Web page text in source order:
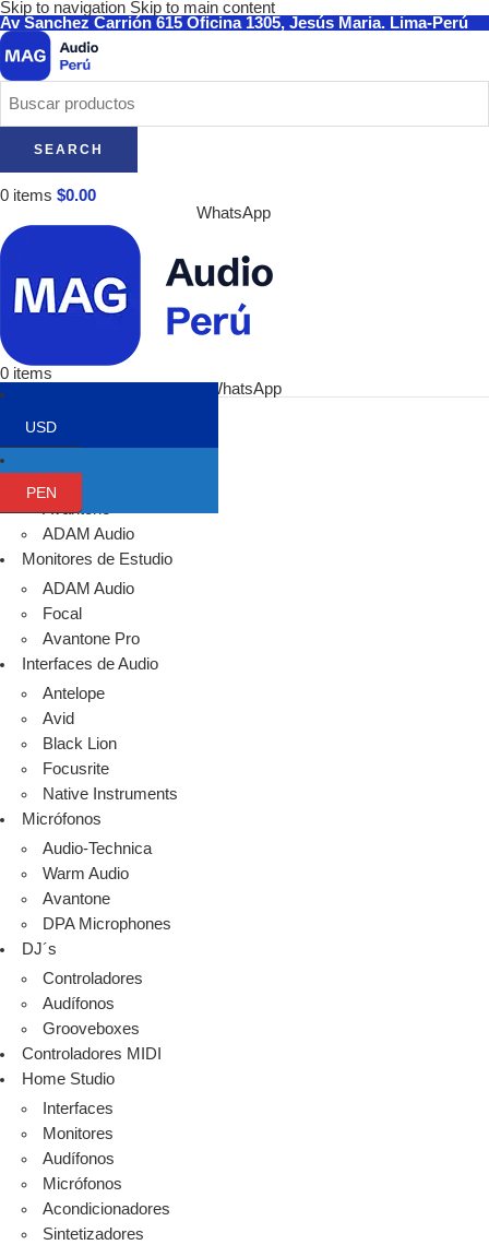
Skip to navigation Skip to main content
Av Sanchez Carrión 615 Oficina 1305, Jesús Maria. Lima-Perú
SEARCH
0 items $0.00
WhatsApp
0 items
WhatsApp
Audífonos
Focal
Avantone
ADAM Audio
Monitores de Estudio
ADAM Audio
Focal
Avantone Pro
Interfaces de Audio
Antelope
Avid
Black Lion
Focusrite
Native Instruments
Micrófonos
Audio-Technica
Warm Audio
Avantone
DPA Microphones
DJ´s
Controladores
Audífonos
Grooveboxes
Controladores MIDI
Home Studio
Interfaces
Monitores
Audífonos
Micrófonos
Acondicionadores
Sintetizadores
USD
PEN